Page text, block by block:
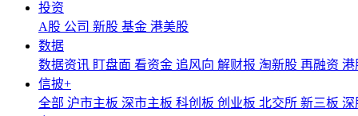
投资
A股 公司 新股 基金 港美股
数据
数据资讯 盯盘面 看资金 追风向 解财报 淘新股 再融资 港
信披+
全部 沪市主板 深市主板 科创板 创业板 北交所 新三板 深